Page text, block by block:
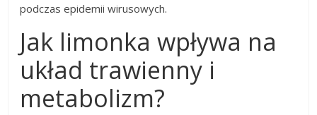
podczas epidemii wirusowych.
Jak limonka wpływa na
układ trawienny i
metabolizm?